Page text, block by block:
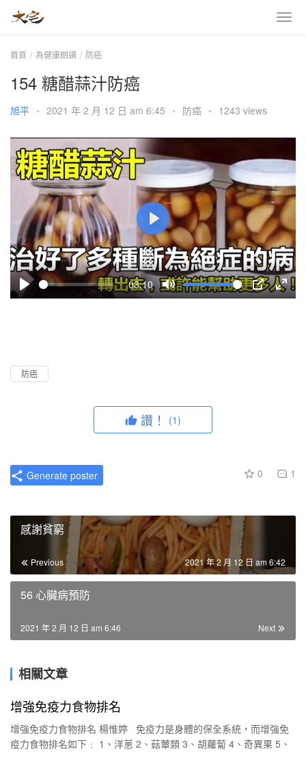
首頁 為健康朗讀 防癌
154 糖醋蒜汁防癌
旭平 • 2021 年 2 月 12 日 am 6:45 • 防癌 • 1243 views
P
03:10
M
P
E
s
n
P
l
a
y
防癌
讚！ (1)
0 1
Generate poster
感謝貧窮
Previous 2021 年 2 月 12 日 am 6:42
56 心臟病預防
Next
2021 年 2 月 12 日 am 6:46
相關文章
增強免疫力食物排名
增強免疫力食物排名 楊惟婷 免疫力是身體的保全系統，而增強免
疫力食物排名如下﹕ 1、洋蔥 2、菇蕈類 3、胡蘿蔔 4、奇異果 5、